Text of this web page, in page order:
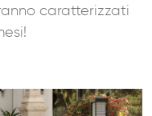
caratterizzati